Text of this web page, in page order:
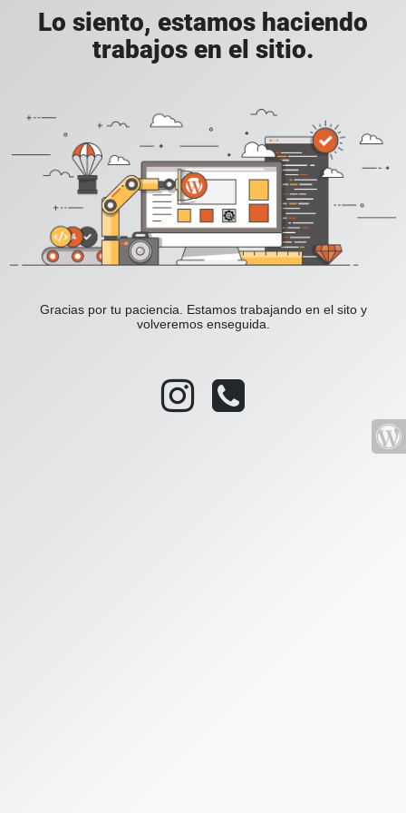
Lo siento, estamos haciendo
trabajos en el sitio.
Gracias por tu paciencia. Estamos trabajando en el sito y
volveremos enseguida.